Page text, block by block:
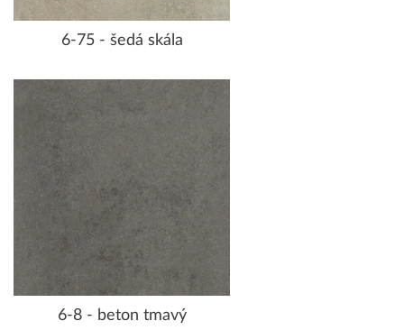
6-75 - šedá skála
6-8 - beton tmavý